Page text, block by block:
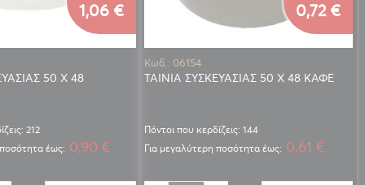
50 Χ 48
212
1,06 €
έως: 0,90 €
Κωδ.: 06154
ΤΑΙΝΙΑ ΣΥΣΚΕΥΑΣΙΑΣ 50 Χ 48 ΚΑΦΕ
Πόντοι που κερδίζεις: 144
0,72 €
Για μεγαλύτερη ποσότητα έως: 0,61 €